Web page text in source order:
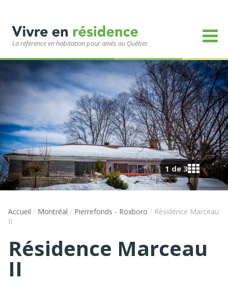
La référence en habitation pour ainés au Québec
1 de 3
Accueil / Montréal / Pierrefonds - Roxboro / Résidence Marceau
II
Résidence Marceau
II